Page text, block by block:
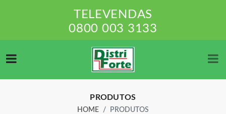
TELEVENDAS
0800 003 3133
PRODUTOS
HOME PRODUTOS